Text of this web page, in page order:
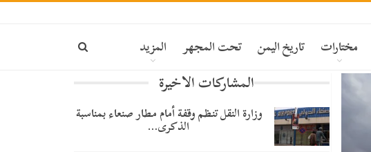
مختارات تاريخ اليمن تحت المجهر المزيد
المشاركات الاخيرة
وزارة النقل تنظم وقفة أمام مطار صنعاء بمناسبة
الذكرى…